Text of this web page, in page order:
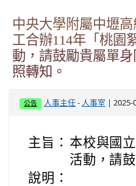
中央大學附屬中壢
工合辦114年「桃園
動，請鼓勵貴屬單
照轉知。
公告 人事主任 - 人事室 | 2025-
主旨： 本校與國
活動，請
說明：